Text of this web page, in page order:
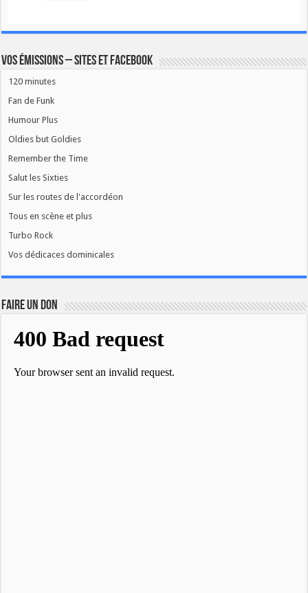
Vos émissions – Sites et Facebook
120 minutes
Fan de Funk
Humour Plus
Oldies but Goldies
Remember the Time
Salut les Sixties
Sur les routes de l'accordéon
Tous en scène et plus
Turbo Rock
Vos dédicaces dominicales
FAIRE UN DON